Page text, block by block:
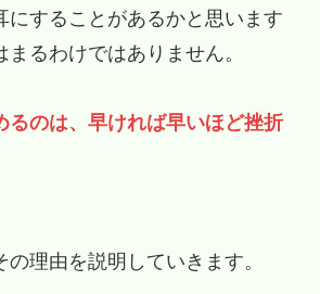
にすることがあるかと思います
るわけではありません。
るのは、早ければ早いほど挫折
理由を説明していきます。